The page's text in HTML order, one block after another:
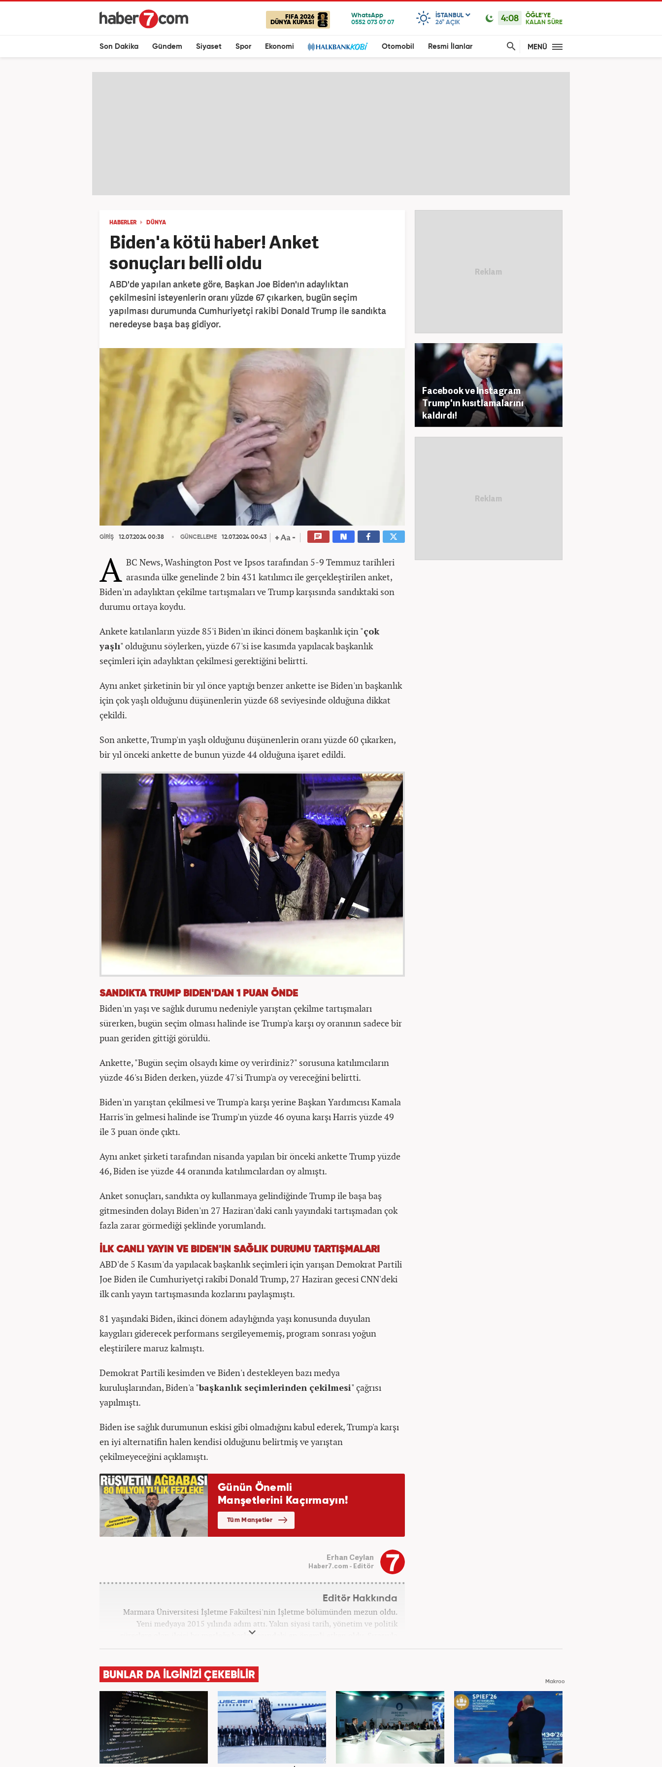
FIFA 2026
DÜNYA KUPASI
ISTANBUL
26° AÇIK 4:08
ÖĞLE'YE
KALAN SÜRE
Son Dakika Gündem Siyaset Spor Ekonomi Otomobil Resmi İlanlar MENÜ
HABERLER DÜNYA
Biden'a kötü haber! Anket
sonuçları belli oldu
ABD'de yapılan ankete göre, Başkan Joe Biden'ın adaylıktan
çekilmesini isteyenlerin oranı yüzde 67 çıkarken, bugün seçim
yapılması durumunda Cumhuriyetçi rakibi Donald Trump ile sandıkta
neredeyse başa baş gidiyor.
GİRİŞ 12.07.2024 00:38 GÜNCELLEME 12.07.2024 00:43
A BC News, Washington Post ve Ipsos tarafından 5-9 Temmuz tarihleri
arasında ülke genelinde 2 bin 431 katılımcı ile gerçekleştirilen anket,
Biden'ın adaylıktan çekilme tartışmaları ve Trump karşısında sandıktaki son
durumu ortaya koydu.
Ankete katılanların yüzde 85'i Biden'ın ikinci dönem başkanlık için "çok
yaşlı" olduğunu söylerken, yüzde 67'si ise kasımda yapılacak başkanlık
seçimleri için adaylıktan çekilmesi gerektiğini belirtti.
Aynı anket şirketinin bir yıl önce yaptığı benzer ankette ise Biden'ın başkanlık
için çok yaşlı olduğunu düşünenlerin yüzde 68 seviyesinde olduğuna dikkat
çekildi.
Son ankette, Trump'ın yaşlı olduğunu düşünenlerin oranı yüzde 60 çıkarken,
bir yıl önceki ankette de bunun yüzde 44 olduğuna işaret edildi.
SANDIKTA TRUMP BIDEN'DAN 1 PUAN ÖNDE
Biden'ın yaşı ve sağlık durumu nedeniyle yarıştan çekilme tartışmaları
sürerken, bugün seçim olması halinde ise Trump'a karşı oy oranının sadece bir
puan geriden gittiği görüldü.
Ankette, "Bugün seçim olsaydı kime oy verirdiniz?" sorusuna katılımcıların
yüzde 46'sı Biden derken, yüzde 47'si Trump'a oy vereceğini belirtti.
Biden'ın yarıştan çekilmesi ve Trump'a karşı yerine Başkan Yardımcısı Kamala
Harris'in gelmesi halinde ise Trump'ın yüzde 46 oyuna karşı Harris yüzde 49
ile 3 puan önde çıktı.
Aynı anket şirketi tarafından nisanda yapılan bir önceki ankette Trump yüzde
46, Biden ise yüzde 44 oranında katılımcılardan oy almıştı.
Anket sonuçları, sandıkta oy kullanmaya gelindiğinde Trump ile başa baş
gitmesinden dolayı Biden'ın 27 Haziran'daki canlı yayındaki tartışmadan çok
fazla zarar görmediği şeklinde yorumlandı.
İLK CANLI YAYIN VE BIDEN'IN SAĞLIK DURUMU TARTIŞMALARI
ABD'de 5 Kasım'da yapılacak başkanlık seçimleri için yarışan Demokrat Partili
Joe Biden ile Cumhuriyetçi rakibi Donald Trump, 27 Haziran gecesi CNN'deki
ilk canlı yayın tartışmasında kozlarını paylaşmıştı.
81 yaşındaki Biden, ikinci dönem adaylığında yaşı konusunda duyulan
kaygıları giderecek performans sergileyememiş, program sonrası yoğun
eleştirilere maruz kalmıştı.
Demokrat Partili kesimden ve Biden'ı destekleyen bazı medya
kuruluşlarından, Biden'a "başkanlık seçimlerinden çekilmesi" çağrısı
yapılmıştı.
Biden ise sağlık durumunun eskisi gibi olmadığını kabul ederek, Trump'a karşı
en iyi alternatifin halen kendisi olduğunu belirtmiş ve yarıştan
çekilmeyeceğini açıklamıştı.
Erhan Ceylan
Haber7.com - Editör
Editör Hakkında
Marmara Üniversitesi İşletme Fakültesi'nin İşletme bölümünden mezun oldu.
Yeni medyaya 2015 yılında adım attı. Yakın siyasi tarih, yönetim ve politik
süreçlere olan ilgisi bu mesleğe başlamasındaki en önemli etken oldu. Sırasıyla
Star, Güneş, Akşam ve A Haber'de gündem ve politika editörlüğü görevinde
politics) yaşandığı günümüz dünyasında, tahrif edilen olguları savunmak, temiz
bilgi aktarımına yardımcı olmak ve kamuoyunun dijital-medya okuryazarlığını
geliştirmek üzere çaba gösteriyor. Dijital medya kariyeri Haber 7'de devam
etmektedir.
Facebook ve Instagram
Trump'ın kısıtlamalarını
kaldırdı!
BUNLAR DA İLGİNİZİ ÇEKEBİLİR
Makroo